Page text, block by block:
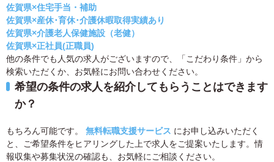
佐賀県×住宅手当・補助
佐賀県×産休･育休･介護休暇取得実績あり
佐賀県×介護老人保健施設（老健）
佐賀県×正社員(正職員)
他の条件でも人気の求人がございますので、「こだわり条件」から
検索いただくか、お気軽にお問い合わせください。
希望の条件の求人を紹介してもらうことはできます
か？
もちろん可能です。 無料転職支援サービス にお申し込みいただく
と、ご希望条件をヒアリングした上で求人をご提案いたします。情
報収集や募集状況の確認も、お気軽にご相談ください。